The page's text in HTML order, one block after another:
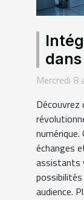
Mercredi 8
échanges
assistants
audience.